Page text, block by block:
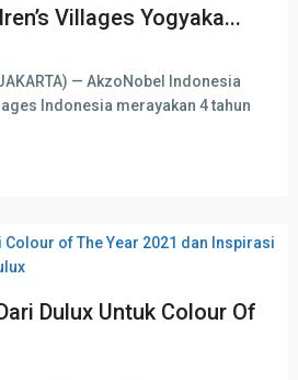
Villages Yogyaka...
— AkzoNobel Indonesia
Indonesia merayakan 4 tahun
Dulux Untuk Colour Of